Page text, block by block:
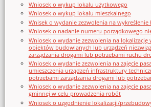
Wniosek o wykup lokalu użytkowego
Wniosek o wykup lokalu mieszkalnego
Wnisek o wydanie zezwolenia na wykreślenie
Wniosek o nadanie numeru porządkowego
Wniosek o wydanie zezwolenia na lokalizację
obiektów budowlanych lub urządzeń
zarządzania drogami lub potrzebami ruchu
Wniosek o wydanie zezwolenia na zajęcie
umieszczenia urządzeń infrastruktury
potrzebami zarządzania drogami lub
Wniosek o wydanie zezwolenia na zajęcie
gminnej w celu prowadzenia robót
Wniosek o uzgodnienie lokalizacji/